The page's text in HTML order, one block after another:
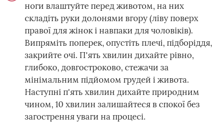
ноги влаштуйте перед животом, на них
складіть руки долонями вгору (ліву поверх
правої для жінок і навпаки для чоловіків).
Випряміть поперек, опустіть плечі, підборіддя,
закрийте очі. П'ять хвилин дихайте рівно,
глибоко, довгостроково, стежачи за
мінімальним підйомом грудей і живота.
Наступні п'ять хвилин дихайте природним
чином, 10 хвилин залишайтеся в спокої без
загострення уваги на процесі.